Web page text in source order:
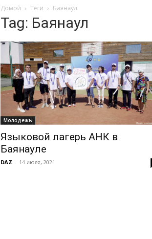
Домой Теги Баянаул
Tag: Баянаул
Молодежь
Языковой лагерь АНК в
Баянауле
DAZ - 14 июля, 2021